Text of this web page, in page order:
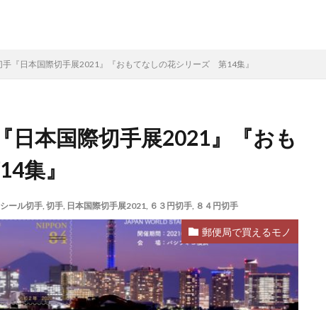
『日本国際切手展2021』『おもてなしの花シリーズ 第14集』
日本国際切手展2021』『おも
集』
シール切手, 切手, 日本国際切手展2021, ６３円切手, ８４円切手
郵便局で買えるモノ